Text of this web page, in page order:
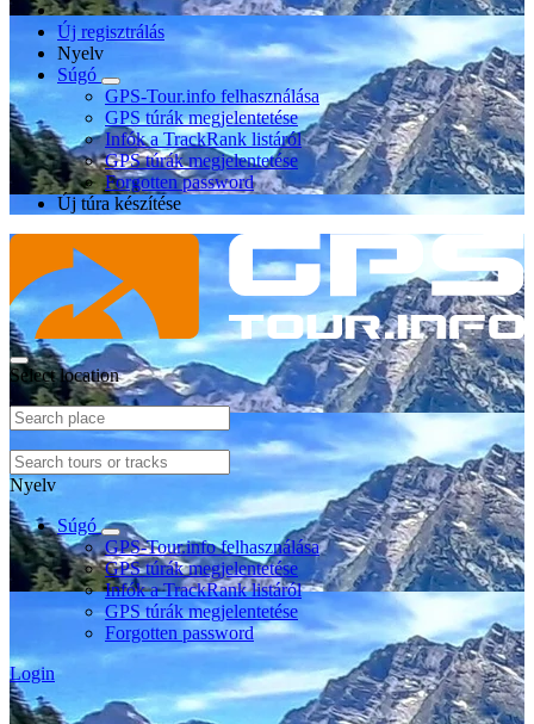
Új regisztrálás
Nyelv
Súgó
GPS-Tour.info felhasználása
GPS túrák megjelentetése
Infók a TrackRank listáról
GPS túrák megjelentetése
Forgotten password
Új túra készítése
Select location
Nyelv
Súgó
GPS-Tour.info felhasználása
GPS túrák megjelentetése
Infók a TrackRank listáról
GPS túrák megjelentetése
Forgotten password
Login